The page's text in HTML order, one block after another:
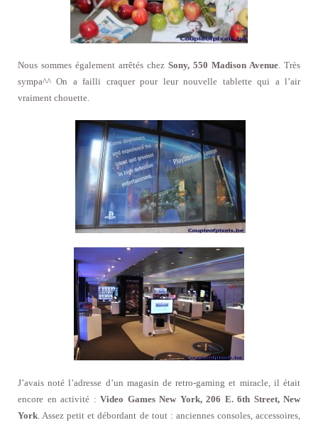
Nous sommes également arrêtés chez Sony, 550 Madison Avenue. Très
sympa^^ On a failli craquer pour leur nouvelle tablette qui a l’air
vraiment chouette.
J’avais noté l’adresse d’un magasin de retro-gaming et miracle, il était
encore en activité : Video Games New York, 206 E. 6th Street, New
York . Assez petit et débordant de tout : anciennes consoles, accessoires,